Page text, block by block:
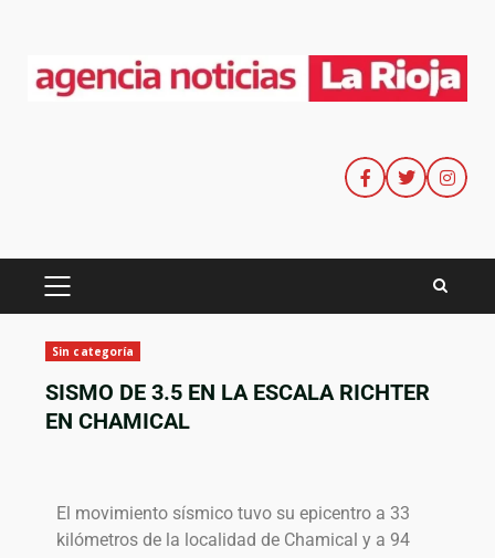
Sin categoría
SISMO DE 3.5 EN LA ESCALA RICHTER
EN CHAMICAL
El movimiento sísmico tuvo su epicentro a 33
kilómetros de la localidad de Chamical y a 94